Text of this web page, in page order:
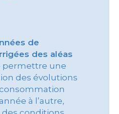
de
des aléas
permettre une
des évolutions
à l’autre,